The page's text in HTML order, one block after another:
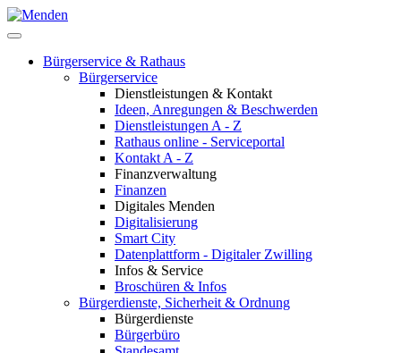
Bürgerservice & Rathaus
Bürgerservice
Dienstleistungen & Kontakt
Ideen, Anregungen & Beschwerden
Dienstleistungen A - Z
Rathaus online - Serviceportal
Kontakt A - Z
Finanzverwaltung
Finanzen
Digitales Menden
Digitalisierung
Smart City
Datenplattform - Digitaler Zwilling
Infos & Service
Broschüren & Infos
Bürgerdienste, Sicherheit & Ordnung
Bürgerdienste
Bürgerbüro